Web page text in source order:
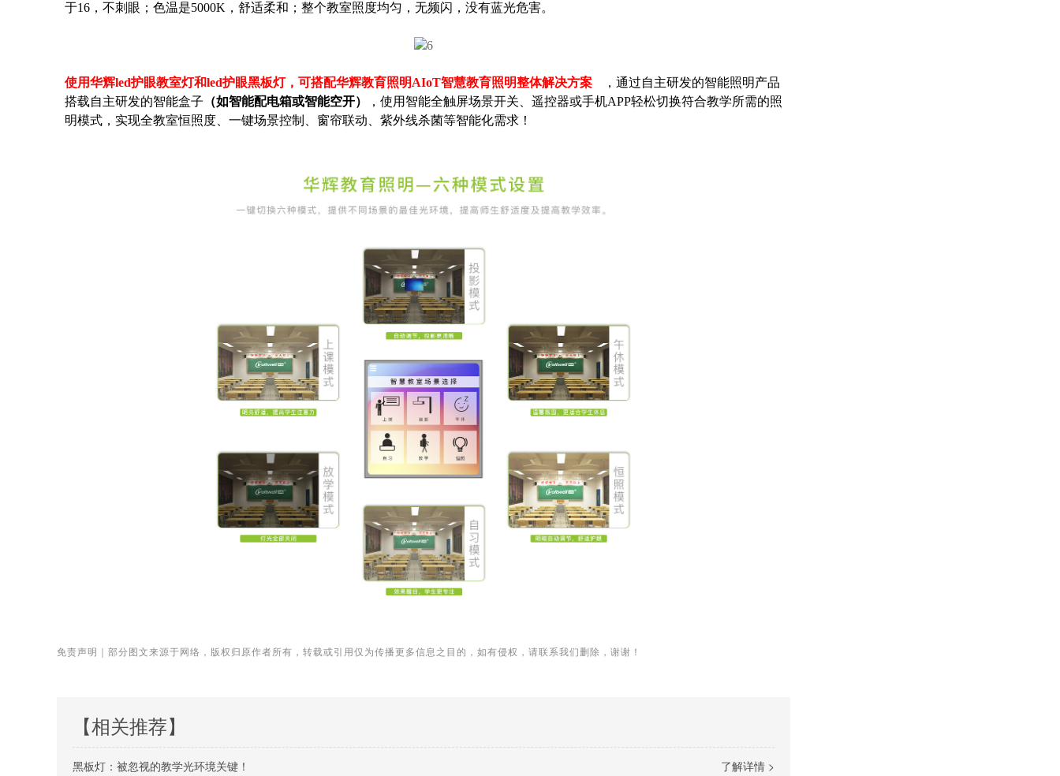
于16，不刺眼；色温是5000K，舒适柔和；整个教室照度均匀，无频闪，没有蓝光危害。
使用华辉led护眼教室灯和led护眼黑板灯，可搭配华辉教育照明AIoT智慧教育照明整体解决方案
，通过自主研发的智能照明产品
搭载自主研发的智能盒子 （如智能配电箱或智能空开）
，使用智能全触屏场景开关、遥控器或手机APP轻松切换符合教学所需的照
明模式，实现全教室恒照度、一键场景控制、窗帘联动、紫外线杀菌等智能化需求！
免责声明｜部分图文来源于网络，版权归原作者所有，转载或引用仅为传播更多信息之目的，如有侵权，请联系我们删除，谢谢！
【相关推荐】
了解详情 >
黑板灯：被忽视的教学光环境关键！